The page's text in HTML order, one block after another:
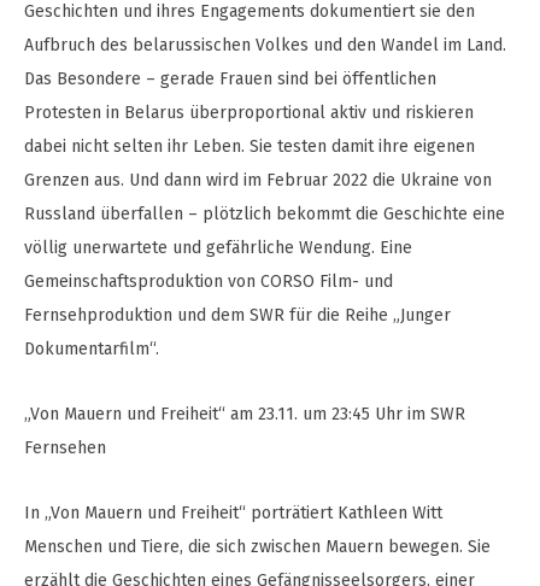
Geschichten und ihres Engagements dokumentiert sie den
Aufbruch des belarussischen Volkes und den Wandel im Land.
Das Besondere – gerade Frauen sind bei öffentlichen
Protesten in Belarus überproportional aktiv und riskieren
dabei nicht selten ihr Leben. Sie testen damit ihre eigenen
Grenzen aus. Und dann wird im Februar 2022 die Ukraine von
Russland überfallen – plötzlich bekommt die Geschichte eine
völlig unerwartete und gefährliche Wendung. Eine
Gemeinschaftsproduktion von CORSO Film- und
Fernsehproduktion und dem SWR für die Reihe „Junger
Dokumentarfilm“.
„Von Mauern und Freiheit“ am 23.11. um 23:45 Uhr im SWR
Fernsehen
In „Von Mauern und Freiheit“ porträtiert Kathleen Witt
Menschen und Tiere, die sich zwischen Mauern bewegen. Sie
erzählt die Geschichten eines Gefängnisseelsorgers, einer